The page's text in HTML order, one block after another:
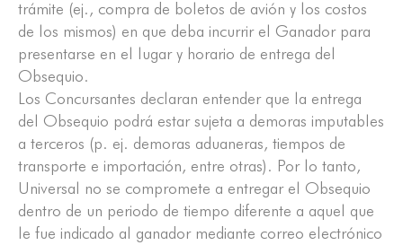
trámite (ej., compra de boletos de avión y los costos
de los mismos) en que deba incurrir el Ganador para
presentarse en el lugar y horario de entrega del
Obsequio.
Los Concursantes declaran entender que la entrega
del Obsequio podrá estar sujeta a demoras imputables
a terceros (p. ej. demoras aduaneras, tiempos de
transporte e importación, entre otras). Por lo tanto,
Universal no se compromete a entregar el Obsequio
dentro de un periodo de tiempo diferente a aquel que
le fue indicado al ganador mediante correo electrónico